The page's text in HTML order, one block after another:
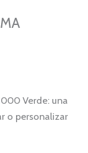
Verde: una
o personalizar